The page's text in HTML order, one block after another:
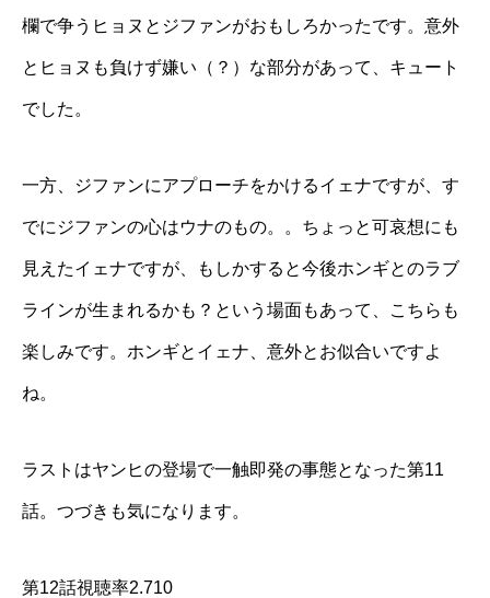
欄で争うヒョヌとジファンがおもしろかったです。意外
とヒョヌも負けず嫌い（？）な部分があって、キュート
でした。
一方、ジファンにアプローチをかけるイェナですが、す
でにジファンの心はウナのもの。。ちょっと可哀想にも
見えたイェナですが、もしかすると今後ホンギとのラブ
ラインが生まれるかも？という場面もあって、こちらも
楽しみです。ホンギとイェナ、意外とお似合いですよ
ね。
ラストはヤンヒの登場で一触即発の事態となった第11
話。つづきも気になります。
第12話視聴率2.710